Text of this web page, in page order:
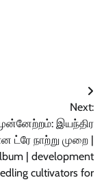
Next:
இயந்திர
ட்ரே நாற்று முறை |
| development
cultivators for